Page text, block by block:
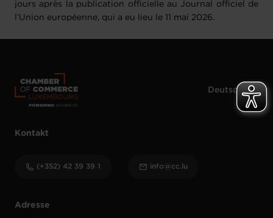
jours après la publication officielle au Journal officiel de
l’Union européenne, qui a eu lieu le 11 mai 2026.
Adresse
Kontakt
(+352) 42 39 39 1 info@cc.lu